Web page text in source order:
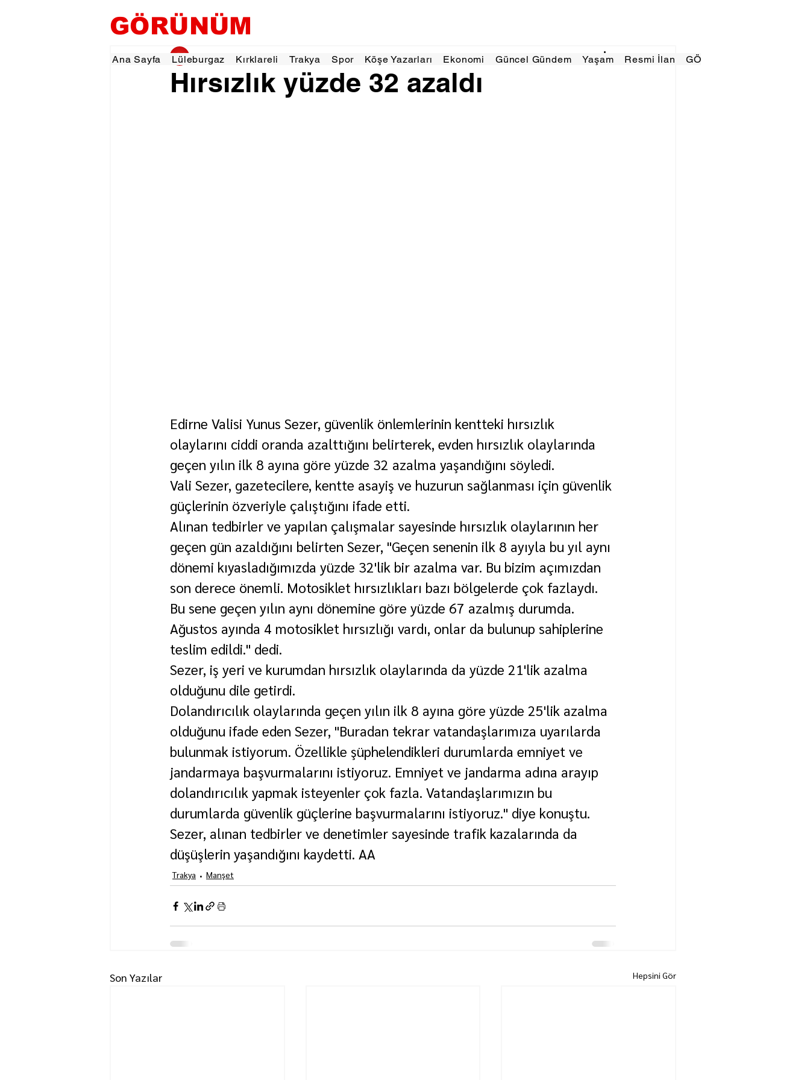
GÖRÜNÜM
Ana Sayfa Lüleburgaz Kırklareli Trakya Spor Köşe Yazarları Ekonomi Güncel Gündem Yaşam Resmi İlan GÖRÜNÜMTV
Hırsızlık yüzde 32 azaldı
gorunumhaber 9 Eyl 20251 dakikada okunur
Edirne Valisi Yunus Sezer, güvenlik önlemlerinin kentteki hırsızlık
olaylarını ciddi oranda azalttığını belirterek, evden hırsızlık olaylarında
geçen yılın ilk 8 ayına göre yüzde 32 azalma yaşandığını söyledi.
Vali Sezer, gazetecilere, kentte asayiş ve huzurun sağlanması için güvenlik
güçlerinin özveriyle çalıştığını ifade etti.
Alınan tedbirler ve yapılan çalışmalar sayesinde hırsızlık olaylarının her
geçen gün azaldığını belirten Sezer, "Geçen senenin ilk 8 ayıyla bu yıl aynı
dönemi kıyasladığımızda yüzde 32'lik bir azalma var. Bu bizim açımızdan
son derece önemli. Motosiklet hırsızlıkları bazı bölgelerde çok fazlaydı.
Bu sene geçen yılın aynı dönemine göre yüzde 67 azalmış durumda.
Ağustos ayında 4 motosiklet hırsızlığı vardı, onlar da bulunup sahiplerine
teslim edildi." dedi.
Sezer, iş yeri ve kurumdan hırsızlık olaylarında da yüzde 21'lik azalma
olduğunu dile getirdi.
Dolandırıcılık olaylarında geçen yılın ilk 8 ayına göre yüzde 25'lik azalma
olduğunu ifade eden Sezer, "Buradan tekrar vatandaşlarımıza uyarılarda
bulunmak istiyorum. Özellikle şüphelendikleri durumlarda emniyet ve
jandarmaya başvurmalarını istiyoruz. Emniyet ve jandarma adına arayıp
dolandırıcılık yapmak isteyenler çok fazla. Vatandaşlarımızın bu
durumlarda güvenlik güçlerine başvurmalarını istiyoruz." diye konuştu.
Sezer, alınan tedbirler ve denetimler sayesinde trafik kazalarında da
düşüşlerin yaşandığını kaydetti. AA
Trakya Manşet
Son Yazılar Hepsini Gör